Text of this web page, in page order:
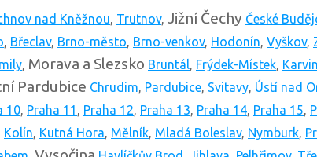
nad Kněžnou, Trutnov, Jižní Čechy České
, Břeclav, Brno-město, Brno-venkov, Hodonín, Vyškov,
, Morava a Slezsko Bruntál, Frýdek-Místek,
Pardubice Chrudim, Pardubice, Svitavy, Ústí nad
10, Praha 11 , Praha 12, Praha 13, Praha 14, Praha 15,
Kolín, Kutná Hora, Mělník, Mladá Boleslav, Nymburk,